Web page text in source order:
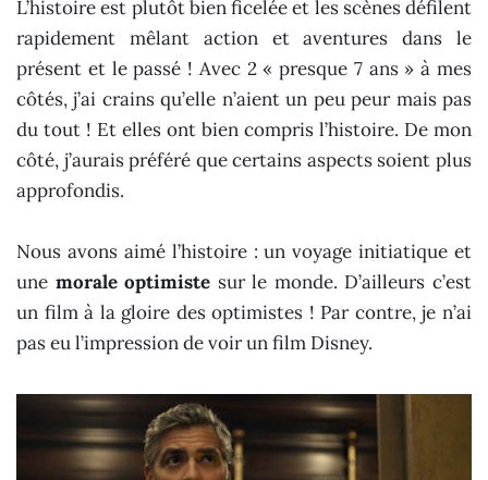
L’histoire est plutôt bien ficelée et les scènes défilent
rapidement mêlant action et aventures dans le
présent et le passé ! Avec 2 « presque 7 ans » à mes
côtés, j’ai crains qu’elle n’aient un peu peur mais pas
du tout ! Et elles ont bien compris l’histoire. De mon
côté, j’aurais préféré que certains aspects soient plus
approfondis.
Nous avons aimé l’histoire : un voyage initiatique et
une morale optimiste sur le monde. D’ailleurs c’est
un film à la gloire des optimistes ! Par contre, je n’ai
pas eu l’impression de voir un film Disney.